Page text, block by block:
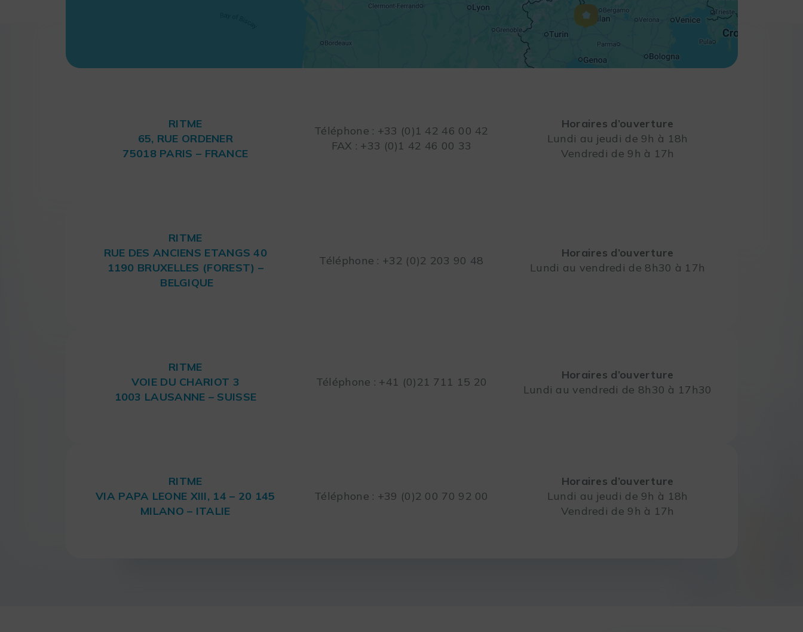
RITME
65, RUE ORDENER
75018 PARIS – FRANCE
Téléphone : +33 (0)1 42 46 00 42
FAX : +33 (0)1 42 46 00 33
Horaires d’ouverture
Lundi au jeudi de 9h à 18h
Vendredi de 9h à 17h
RITME
RUE DES ANCIENS ETANGS 40
1190 BRUXELLES (FOREST) –
BELGIQUE
Téléphone : +32 (0)2 203 90 48
Horaires d’ouverture
Lundi au vendredi de 8h30 à 17h
RITME
VOIE DU CHARIOT 3
1003 LAUSANNE – SUISSE
Téléphone : +41 (0)21 711 15 20
Horaires d’ouverture
Lundi au vendredi de 8h30 à 17h30
RITME
VIA PAPA LEONE XIII, 14 – 20 145
MILANO – ITALIE
Téléphone : +39 (0)2 00 70 92 00
Horaires d’ouverture
Lundi au jeudi de 9h à 18h
Vendredi de 9h à 17h